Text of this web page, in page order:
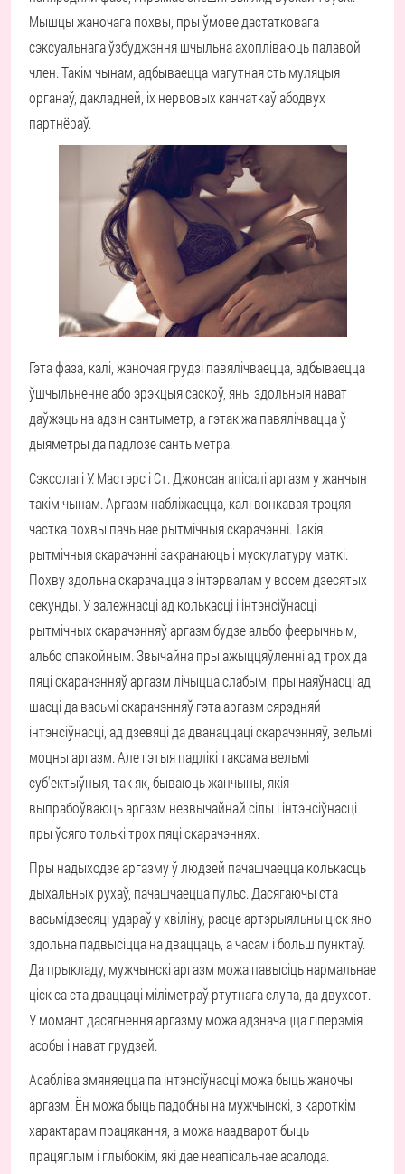
Мышцы жаночага похвы, пры ўмове дастатковага
сэксуальнага ўзбуджэння шчыльна ахопліваюць палавой
член. Такім чынам, адбываецца магутная стымуляцыя
органаў, дакладней, іх нервовых канчаткаў абодвух
партнёраў.
Гэта фаза, калі, жаночая грудзі павялічваецца, адбываецца
ўшчыльненне або эрэкцыя саскоў, яны здольныя нават
даўжэць на адзін сантыметр, а гэтак жа павялічвацца ў
дыяметры да падлозе сантыметра.
Сэксолагі У. Мастэрс і Ст. Джонсан апісалі аргазм у жанчын
такім чынам. Аргазм набліжаецца, калі вонкавая трэцяя
частка похвы пачынае рытмічныя скарачэнні. Такія
рытмічныя скарачэнні закранаюць і мускулатуру маткі.
Похву здольна скарачацца з інтэрвалам у восем дзесятых
секунды. У залежнасці ад колькасці і інтэнсіўнасці
рытмічных скарачэнняў аргазм будзе альбо феерычным,
альбо спакойным. Звычайна пры ажыццяўленні ад трох да
пяці скарачэнняў аргазм лічыцца слабым, пры наяўнасці ад
шасці да васьмі скарачэнняў гэта аргазм сярэдняй
інтэнсіўнасці, ад дзевяці да дванаццаці скарачэнняў, вельмі
моцны аргазм. Але гэтыя падлікі таксама вельмі
суб'ектыўныя, так як, бываюць жанчыны, якія
выпрабоўваюць аргазм незвычайнай сілы і інтэнсіўнасці
пры ўсяго толькі трох пяці скарачэннях.
Пры надыходзе аргазму ў людзей пачашчаецца колькасць
дыхальных рухаў, пачашчаецца пульс. Дасягаючы ста
васьмідзесяці удараў у хвіліну, расце артэрыяльны ціск яно
здольна падвысіцца на дваццаць, а часам і больш пунктаў.
Да прыкладу, мужчынскі аргазм можа павысіць нармальнае
ціск са ста дваццаці міліметраў ртутнага слупа, да двухсот.
У момант дасягнення аргазму можа адзначацца гіперэмія
асобы і нават грудзей.
Асабліва змяняецца па інтэнсіўнасці можа быць жаночы
аргазм. Ён можа быць падобны на мужчынскі, з кароткім
характарам працякання, а можа наадварот быць
працяглым і глыбокім, які дае неапісальнае асалода.